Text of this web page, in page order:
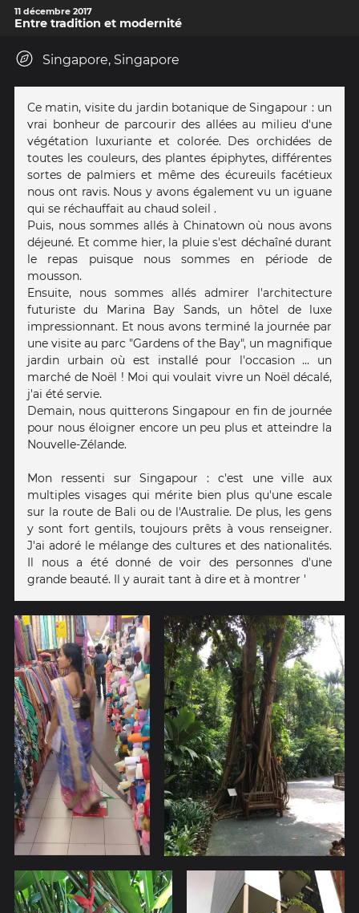
11 décembre 2017
Entre tradition et modernité
Singapore, Singapore
Ce matin, visite du jardin botanique de Singapour : un
vrai bonheur de parcourir des allées au milieu d'une
végétation luxuriante et colorée. Des orchidées de
toutes les couleurs, des plantes épiphytes, différentes
sortes de palmiers et même des écureuils facétieux
nous ont ravis. Nous y avons également vu un iguane
qui se réchauffait au chaud soleil .
Puis, nous sommes allés à Chinatown où nous avons
déjeuné. Et comme hier, la pluie s'est déchaîné durant
le repas puisque nous sommes en période de
mousson.
Ensuite, nous sommes allés admirer l'architecture
futuriste du Marina Bay Sands, un hôtel de luxe
impressionnant. Et nous avons terminé la journée par
une visite au parc "Gardens of the Bay", un magnifique
jardin urbain où est installé pour l'occasion ... un
marché de Noël ! Moi qui voulait vivre un Noël décalé,
j'ai été servie.
Demain, nous quitterons Singapour en fin de journée
pour nous éloigner encore un peu plus et atteindre la
Nouvelle-Zélande.
Mon ressenti sur Singapour : c'est une ville aux
multiples visages qui mérite bien plus qu'une escale
sur la route de Bali ou de l'Australie. De plus, les gens
y sont fort gentils, toujours prêts à vous renseigner.
J'ai adoré le mélange des cultures et des nationalités.
Il nous a été donné de voir des personnes d'une
grande beauté. Il y aurait tant à dire et à montrer '